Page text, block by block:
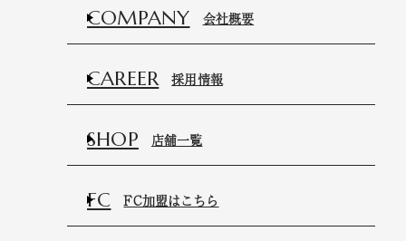
COMPANY 会社概要
CAREER 採用情報
SHOP 店舗一覧
FC FC加盟はこちら